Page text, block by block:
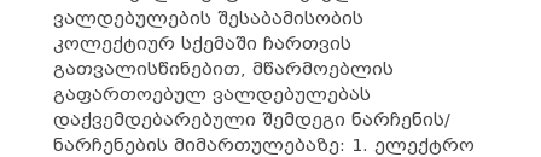
ვალდებულების შესაბამისობის
კოლექტიურ სქემაში ჩართვის
გათვალისწინებით, მწარმოებლის
გაფართოებულ ვალდებულებას
დაქვემდებარებული შემდეგი ნარჩენის/
ნარჩენების მიმართულებაზე: 1. ელექტრო